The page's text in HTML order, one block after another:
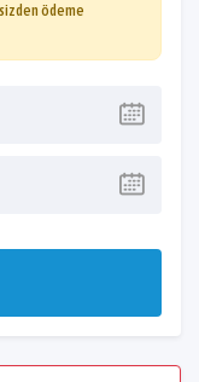
ödeme